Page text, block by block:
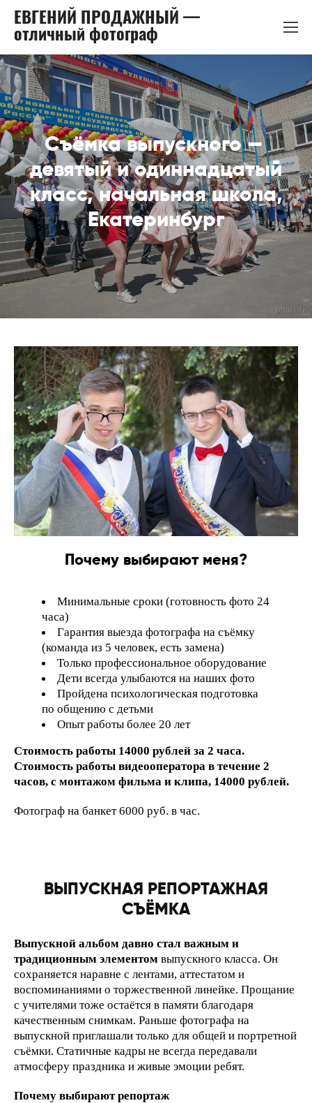
ЕВГЕНИЙ ПРОДАЖНЫЙ —
отличный фотограф
Съёмка выпускного —
девятый и одиннадцатый
класс, начальная школа,
Екатеринбург
Почему выбирают меня?
Минимальные сроки (готовность фото 24
часа)
Гарантия выезда фотографа на съёмку
(команда из 5 человек, есть замена)
Только профессиональное оборудование
Дети всегда улыбаются на наших фото
Пройдена психологическая подготовка
по общению с детьми
Опыт работы более 20 лет
Стоимость работы 14000 рублей за 2 часа.
Стоимость работы видеооператора в течение 2
часов, с монтажом фильма и клипа, 14000 рублей.
Фотограф на банкет 6000 руб. в час.
ВЫПУСКНАЯ РЕПОРТАЖНАЯ
СЪЁМКА
Выпускной альбом давно стал важным и
традиционным элементом выпускного класса. Он
сохраняется наравне с лентами, аттестатом и
воспоминаниями о торжественной линейке. Прощание
с учителями тоже остаётся в памяти благодаря
качественным снимкам. Раньше фотографа на
выпускной приглашали только для общей и портретной
съёмки. Статичные кадры не всегда передавали
атмосферу праздника и живые эмоции ребят.
Почему выбирают репортаж